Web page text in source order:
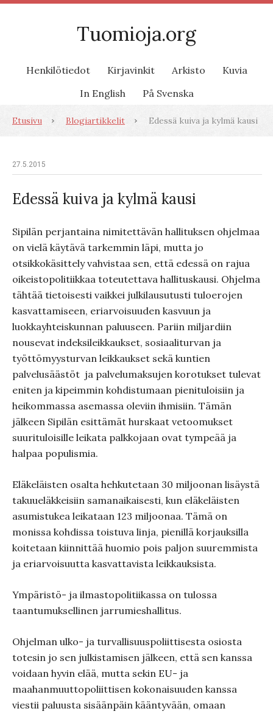
Tuomioja.org
Henkilötiedot Kirjavinkit Arkisto
Kuvia
In English
På Svenska
Etusivu Blogiartikkelit Edessä kuiva ja kylmä kausi
27.5.2015
Edessä kuiva ja kylmä kausi
Sipilän perjantaina nimitettävän hallituksen ohjelmaa
on vielä käytävä tarkemmin läpi, mutta jo
otsikkokäsittely vahvistaa sen, että edessä on rajua
oikeistopolitiikkaa toteutettava hallituskausi. Ohjelma
tähtää tietoisesti vaikkei julkilausutusti tuloerojen
kasvattamiseen, eriarvoisuuden kasvuun ja
luokkayhteiskunnan paluuseen. Pariin miljardiin
nousevat indeksileikkaukset, sosiaaliturvan ja
työttömyysturvan leikkaukset sekä kuntien
palvelusäästöt ja palvelumaksujen korotukset tulevat
eniten ja kipeimmin kohdistumaan pienituloisiin ja
heikommassa asemassa oleviin ihmisiin. Tämän
jälkeen Sipilän esittämät hurskaat vetoomukset
suurituloisille leikata palkkojaan ovat tympeää ja
halpaa populismia.
Eläkeläisten osalta hehkutetaan 30 miljoonan lisäystä
takuueläkkeisiin samanaikaisesti, kun eläkeläisten
asumistukea leikataan 123 miljoonaa. Tämä on
monissa kohdissa toistuva linja, pienillä korjauksilla
koitetaan kiinnittää huomio pois paljon suuremmista
ja eriarvoisuutta kasvattavista leikkauksista.
Ympäristö- ja ilmastopolitiikassa on tulossa
taantumuksellinen jarrumieshallitus.
Ohjelman ulko- ja turvallisuuspoliittisesta osiosta
totesin jo sen julkistamisen jälkeen, että sen kanssa
voidaan hyvin elää, mutta sekin EU- ja
maahanmuuttopoliittisen kokonaisuuden kanssa
viestii paluusta sisäänpäin kääntyvään, omaan